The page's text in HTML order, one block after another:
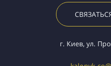
г. Киев, ул.